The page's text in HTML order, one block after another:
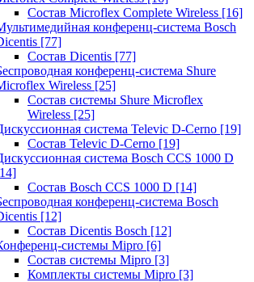
Состав Microflex Complete Wireless [16]
конференц-система Bosch
[77]
Состав Dicentis [77]
конференц-система Shure
Wireless [25]
Состав системы Shure Microflex
Wireless [25]
система Televic D-Cerno [19]
Состав Televic D-Cerno [19]
система Bosch CCS 1000 D
Состав Bosch CCS 1000 D [14]
конференц-система Bosch
[12]
Состав Dicentis Bosch [12]
системы Mipro [6]
Состав системы Mipro [3]
Комплекты системы Mipro [3]